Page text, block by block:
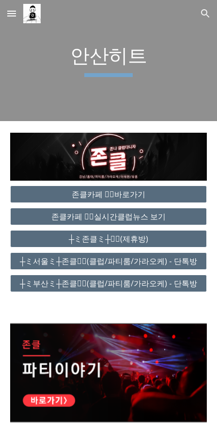
Skip to main content Skip to navigation
안산히트
존클카페 ❤️‍🔥바로가기
존클카페 ❤️‍🔥실시간클럽뉴스 보기
┼ミ존클ミ┼❤️‍🔥(제휴방)
┼ミ서울ミ┼존클❤️‍🔥(클럽/파티룸/가라오케) - 단톡방
┼ミ부산ミ┼존클❤️‍🔥(클럽/파티룸/가라오케) - 단톡방